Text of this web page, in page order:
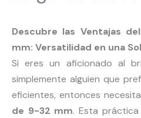
Descubre las Ventajas
mm: Versatilidad en una
Si eres un aficionado al
simplemente alguien que
eficientes, entonces
de 9-32 mm. Esta